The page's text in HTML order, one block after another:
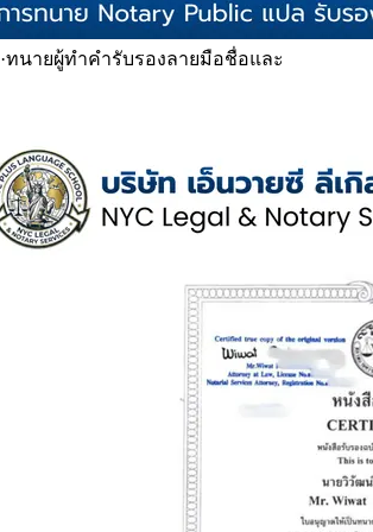
·ทนายผู้ทำคำรับรองลายมือชื่อและ